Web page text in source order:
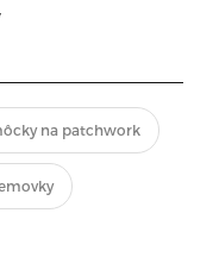
na patchwork